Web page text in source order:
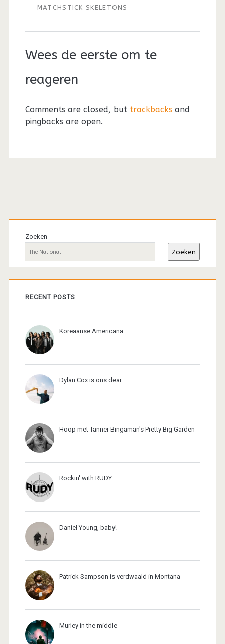
MATCHSTICK SKELETONS
Wees de eerste om te
reageren
Comments are closed, but trackbacks and
pingbacks are open.
Primaire
sidebar
Zoeken
Zoeken
RECENT POSTS
Koreaanse Americana
Dylan Cox is ons dear
Hoop met Tanner Bingaman's Pretty Big Garden
Rockin' with RUDY
Daniel Young, baby!
Patrick Sampson is verdwaald in Montana
Murley in the middle